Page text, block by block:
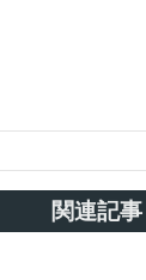
関連記事